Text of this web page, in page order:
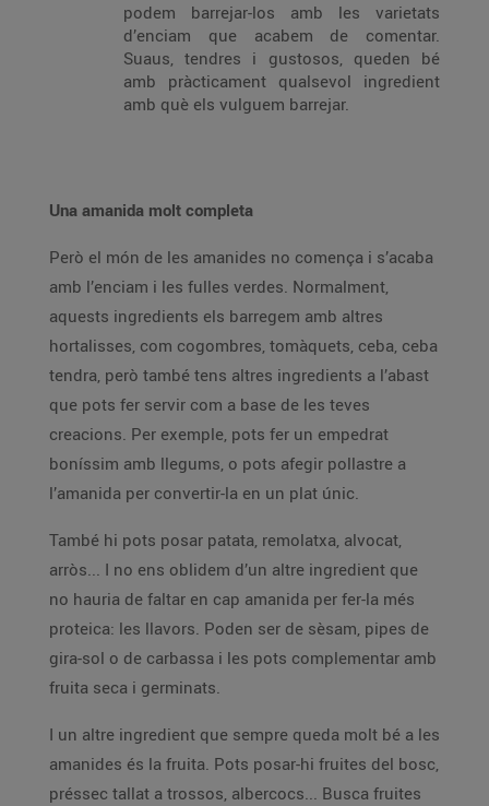
podem barrejar-los amb les varietats
d’enciam que acabem de comentar.
Suaus, tendres i gustosos, queden bé
amb pràcticament qualsevol ingredient
amb què els vulguem barrejar.
Una amanida molt completa
Però el món de les amanides no comença i s’acaba
amb l’enciam i les fulles verdes. Normalment,
aquests ingredients els barregem amb altres
hortalisses, com cogombres, tomàquets, ceba, ceba
tendra, però també tens altres ingredients a l’abast
que pots fer servir com a base de les teves
creacions. Per exemple, pots fer un empedrat
boníssim amb llegums, o pots afegir pollastre a
l’amanida per convertir-la en un plat únic.
També hi pots posar patata, remolatxa, alvocat,
arròs... I no ens oblidem d’un altre ingredient que
no hauria de faltar en cap amanida per fer-la més
proteica: les llavors. Poden ser de sèsam, pipes de
gira-sol o de carbassa i les pots complementar amb
fruita seca i germinats.
I un altre ingredient que sempre queda molt bé a les
amanides és la fruita. Pots posar-hi fruites del bosc,
préssec tallat a trossos, albercocs... Busca fruites